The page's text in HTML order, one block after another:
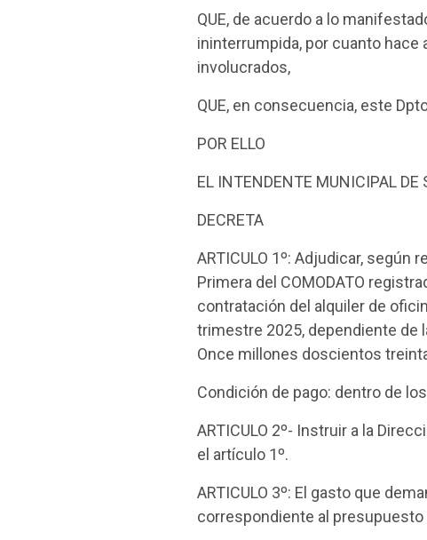
QUE, de acuerdo a lo
ininterrumpida, por cuanto
involucrados,
QUE, en consecuencia, este
POR ELLO
EL INTENDENTE MUNICIPAL DE
DECRETA
ARTICULO 1º: Adjudicar,
Primera del COMODATO
contratación del alquiler de
trimestre 2025, dependiente de
Once millones doscientos
Condición de pago: dentro de
ARTICULO 2º- Instruir a la
el artículo 1º.
ARTICULO 3º: El gasto que
correspondiente al